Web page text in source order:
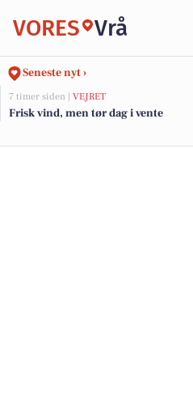
VORES Vrå
Seneste nyt ›
7 timer siden | VEJRET
Frisk vind, men tør dag i vente